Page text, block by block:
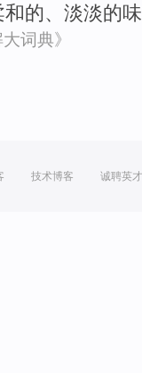
和的、 淡淡的
词典》
技术博客 诚聘英才